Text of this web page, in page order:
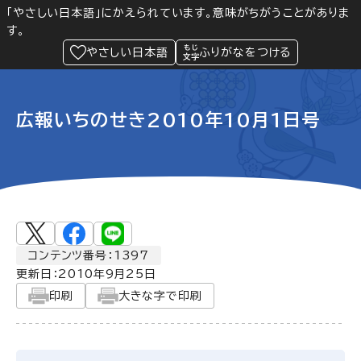
「やさしい日本語」にかえられています。意味がちがうことがありま
す。
やさしい日本語
ふりがなをつける
Language 閲覧支援
緊急情報
広報いちのせき2010年10月1日号
コンテンツ番号：1397
更新日： 2010年9月25日
印刷
大きな字で印刷